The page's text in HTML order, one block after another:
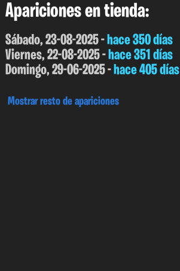
Apariciones en tienda:
Sábado, 23-08-2025 -hace 350 días
Viernes, 22-08-2025 -hace 351 días
Domingo, 29-06-2025 -hace 405 días
Mostrar resto de apariciones